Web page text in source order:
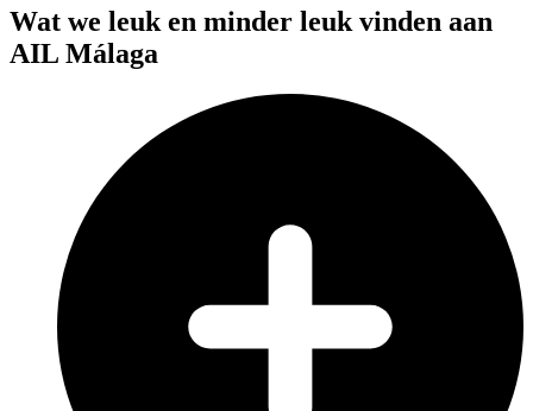
Wat we leuk en minder leuk vinden aan
AIL Málaga